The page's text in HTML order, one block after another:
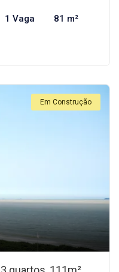
1 Vaga 81 m²
Em Construção